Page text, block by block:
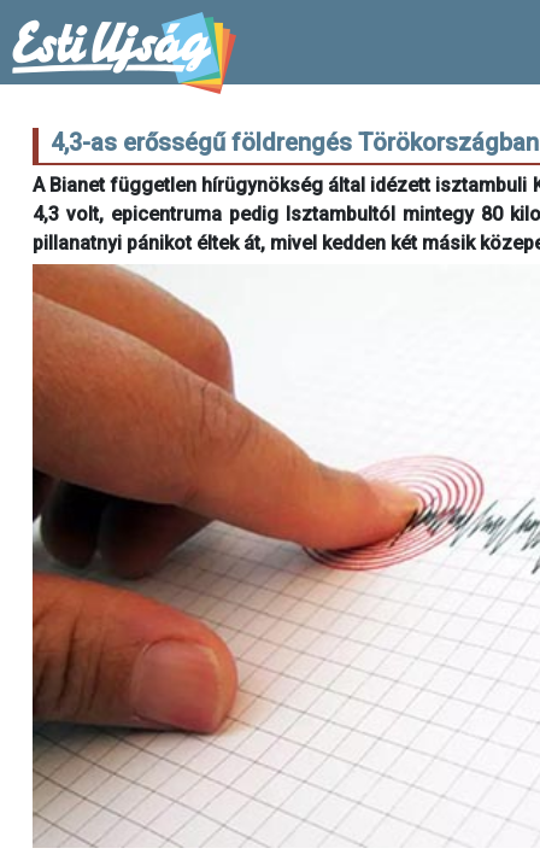
4,3-as erősségű földrengés
A Bianet független hírügynökség által idézett
4,3 volt, epicentruma pedig Isztambultól mintegy 80
pillanatnyi pánikot éltek át, mivel kedden két másik